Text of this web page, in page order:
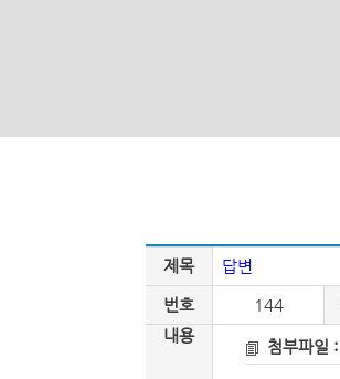
제목 답변
번호 144
내용
첨부파일 :